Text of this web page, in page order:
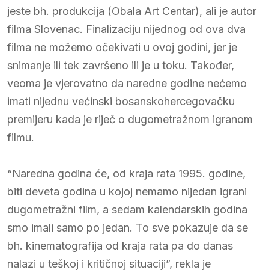
jeste bh. produkcija (Obala Art Centar), ali je autor
filma Slovenac. Finalizaciju nijednog od ova dva
filma ne možemo očekivati u ovoj godini, jer je
snimanje ili tek završeno ili je u toku. Također,
veoma je vjerovatno da naredne godine nećemo
imati nijednu većinski bosanskohercegovačku
premijeru kada je riječ o dugometražnom igranom
filmu.
“Naredna godina će, od kraja rata 1995. godine,
biti deveta godina u kojoj nemamo nijedan igrani
dugometražni film, a sedam kalendarskih godina
smo imali samo po jedan. To sve pokazuje da se
bh. kinematografija od kraja rata pa do danas
nalazi u teškoj i kritičnoj situaciji”, rekla je